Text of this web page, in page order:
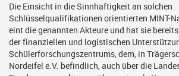
Die Einsicht in die Sinnhaftigkeit an solchen
Schlüsselqualifikationen orientierten MINT-
eint die genannten Akteure und hat sie
der finanziellen und logistischen
Schülerforschungszentrums, dem, in
Nordeifel e.V. befindlich, auch über die